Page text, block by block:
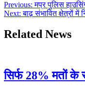
Previous: मप्र पुलिस
Next: बाढ़ संभावित क्षेत्रों में
Related News
सिर्फ 28% मतों के